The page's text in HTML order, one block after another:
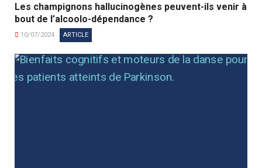
Les champignons hallucinogènes peuvent-ils venir à
bout de l’alcoolo-dépendance ?
10/07/2024 ARTICLE